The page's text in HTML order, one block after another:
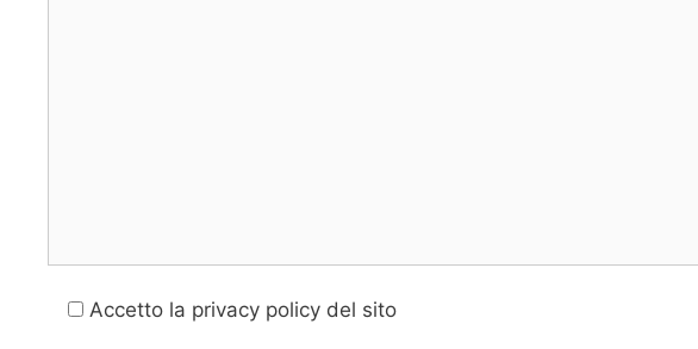
Accetto la privacy policy del sito